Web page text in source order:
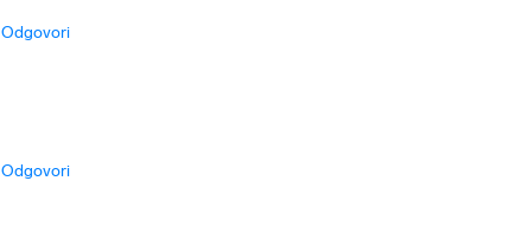
Odgovori
Odgovori